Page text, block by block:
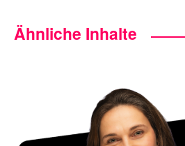
Ähnliche Inhalte